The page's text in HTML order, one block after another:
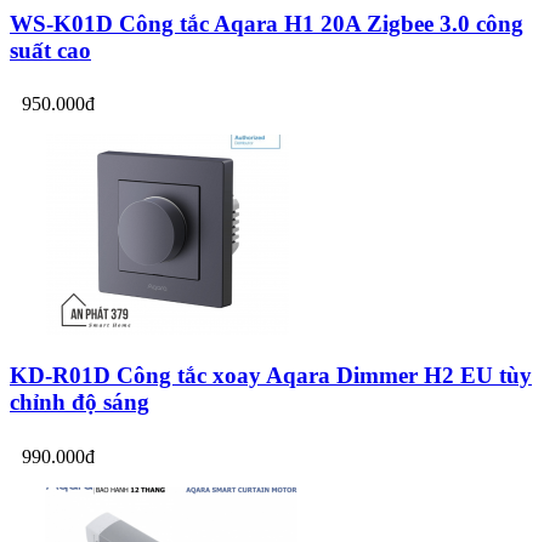
WS-K01D Công tắc Aqara H1 20A Zigbee 3.0 công
suất cao
950.000đ
KD-R01D Công tắc xoay Aqara Dimmer H2 EU tùy
chỉnh độ sáng
990.000đ